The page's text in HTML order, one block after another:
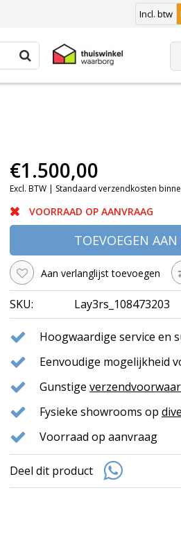
Incl. btw
€1.500,00
Excl. BTW | Standaard verzendkosten
VOORRAAD OP AANVRAAG
TOEVOEGEN
Aan verlanglijst toevoegen
SKU: Lay3rs_108473203
Hoogwaardige service en
Eenvoudige mogelijkheid
Gunstige
Fysieke showrooms op
Voorraad op aanvraag
Deel dit product